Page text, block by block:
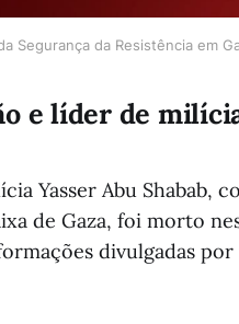
Segurança da Resistência em
e líder de
Yasser Abu Shabab,
de Gaza, foi morto
divulgadas por